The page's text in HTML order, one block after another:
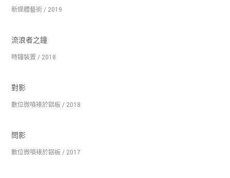
新媒體藝術 / 2019
流浪者之鐘
時鐘裝置 / 2018
對影
數位微噴裱於鋁板 / 2018
問影
數位微噴裱於鋁板 / 2017